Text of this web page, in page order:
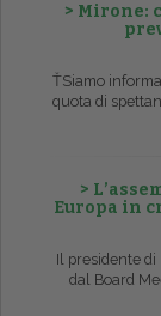
> Mirone:
ŤSiamo
quota di
>
Europa in
Il presidente
dal Board